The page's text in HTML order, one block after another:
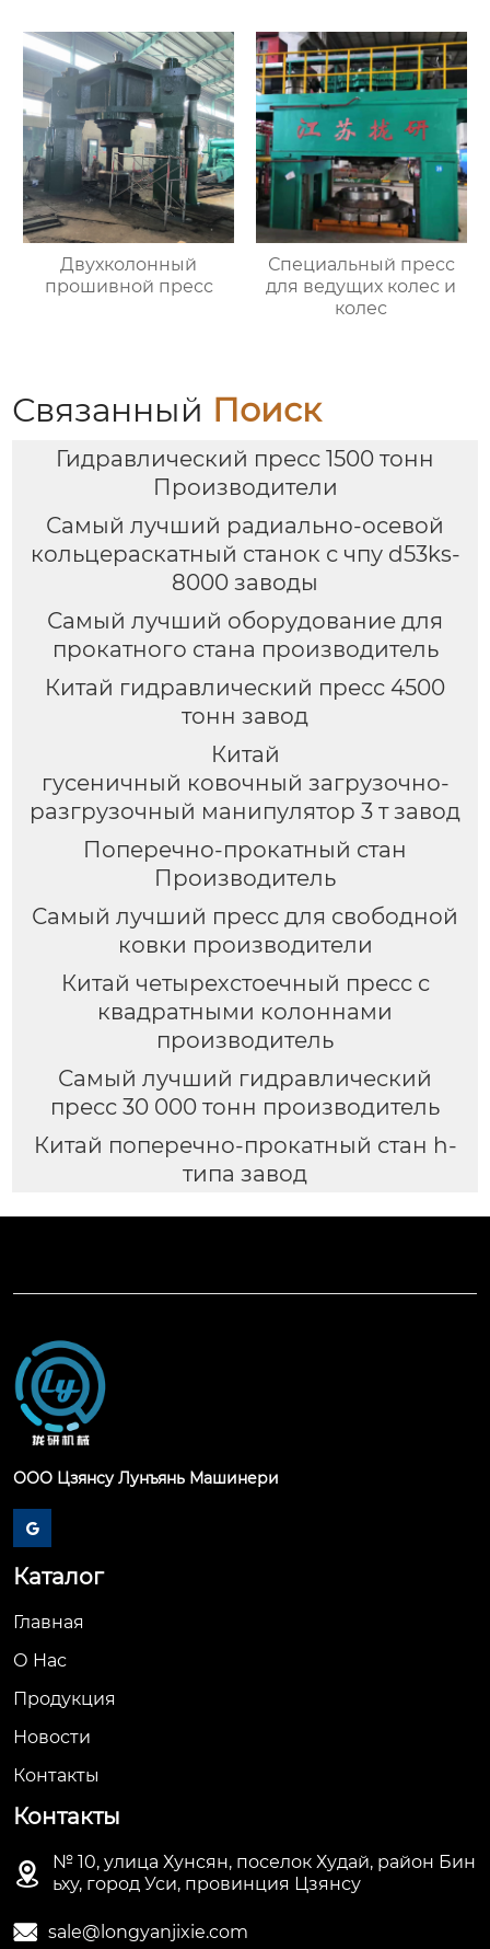
Двухколонный
прошивной пресс
Специальный пресс
для ведущих колес и
колес
Связанный Поиск
Гидравлический пресс 1500 тонн
Производители
Самый лучший радиально-осевой
кольцераскатный станок с чпу d53ks-
8000 заводы
Самый лучший оборудование для
прокатного стана производитель
Китай гидравлический пресс 4500
тонн завод
Китай
гусеничный ковочный загрузочно-
разгрузочный манипулятор 3 т завод
Поперечно-прокатный стан
Производитель
Самый лучший пресс для свободной
ковки производители
Китай четырехстоечный пресс с
квадратными колоннами
производитель
Самый лучший гидравлический
пресс 30 000 тонн производитель
Китай поперечно-прокатный стан h-
типа завод
ООО Цзянсу Лунъянь Машинери

Каталог
Главная
О Hас
Продукция
Новости
Контакты
Контакты

№ 10, улица Хунсян, поселок Худай, район Бин
ьху, город Уси, провинция Цзянсу
 sale@longyanjixie.com